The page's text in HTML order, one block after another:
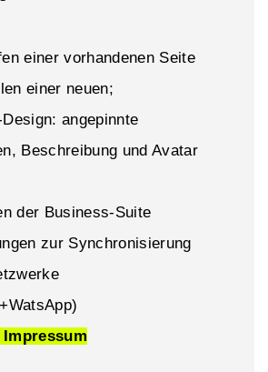
einer vorhandenen Seite
einer neuen;
angepinnte
Beschreibung und Avatar
der Business-Suite
zur Synchronisierung
Impressum